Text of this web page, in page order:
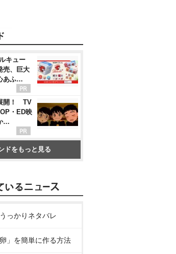
キュー
売、巨大
あふ…
開！ TV
・ED映
…
ドをもっと見る
っかりネタバレ
」を簡単に作る方法